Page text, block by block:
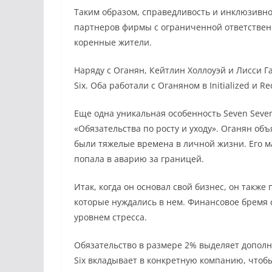
Таким образом, справедливость и
партнеров фирмы с ограниченной
коренные жители.
Наряду с Оганян, Кейтлин Холлоуэй и Лисси
Six. Оба работали с Оганяном в Initialized и
Еще одна уникальная особенность Seven
«Обязательства по росту и уходу». Оганян
были тяжелые времена в личной жизни. Его
попала в аварию за границей.
Итак, когда он основал свой бизнес, он
которые нуждались в нем. Финансовое
уровнем стресса.
Обязательство в размере 2% выделяет
Six вкладывает в конкретную компанию,